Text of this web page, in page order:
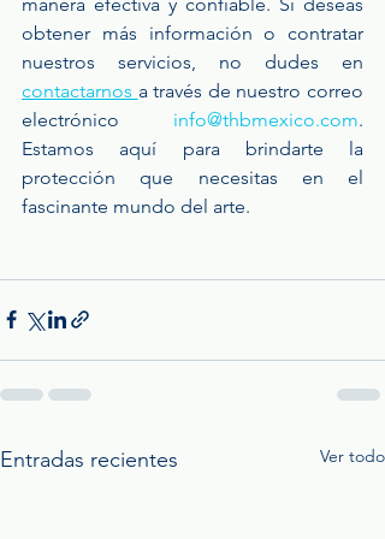
obtener más información o contratar
contactarnos a través de nuestro correo
electrónico info@thbmexico.com.
Estamos aquí para brindarte la
protección que necesitas en el
fascinante mundo del arte.
Entradas recientes Ver todo